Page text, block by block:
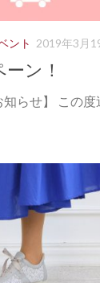
ント 2019年3月
ン！
知らせ】 この